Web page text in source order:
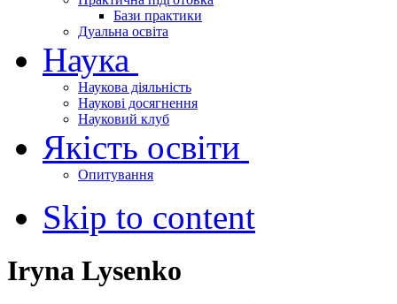
Бази практики
Дуальна освіта
Наука
Наукова діяльність
Наукові досягнення
Науковий клуб
Якість освіти
Опитування
Skip to content
Iryna Lysenko